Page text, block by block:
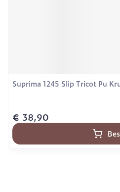
Suprima 1245 Slip Tricot Pu
€ 38,90